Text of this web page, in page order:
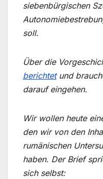
siebenbürgischen
soll.
Über die
berichtetund
darauf eingehen.
Wir wollen heute
den wir von den
rumänischen
haben. Der Brief
sich selbst: